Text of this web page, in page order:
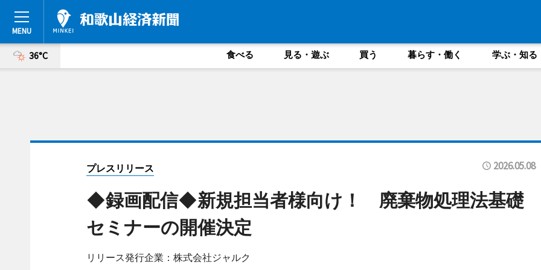
36°C 食べる 見る・遊ぶ 買う 暮らす・働く 学ぶ・知る
プレスリリース 2026.05.08
◆録画配信◆新規担当者様向け！ 廃棄物処理法基礎
セミナーの開催決定
リリース発行企業：株式会社ジャルク